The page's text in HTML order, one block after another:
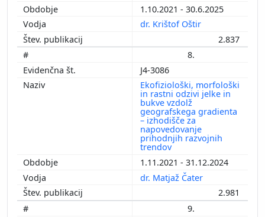
1.10.2021 - 30.6.2025
dr. Krištof Oštir
2.837
8.
J4-3086
Ekofiziološki, morfološki
in rastni odzivi jelke in
bukve vzdolž
geografskega gradienta
– izhodišče za
napovedovanje
prihodnjih razvojnih
trendov
1.11.2021 - 31.12.2024
dr. Matjaž Čater
2.981
9.